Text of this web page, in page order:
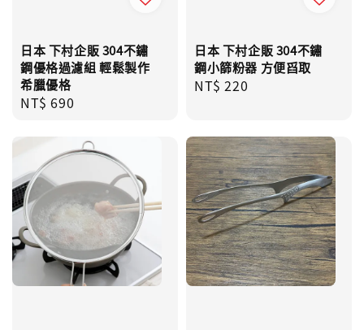
日本 下村企販 304不鏽
鋼優格過濾組 輕鬆製作
希臘優格
Regular
NT$ 690
日本 下村企販 304不鏽
鋼小篩粉器 方便舀取
Regular
NT$ 220